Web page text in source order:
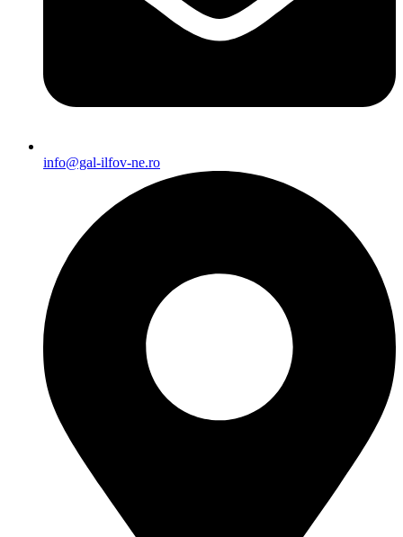
info@gal-ilfov-ne.ro